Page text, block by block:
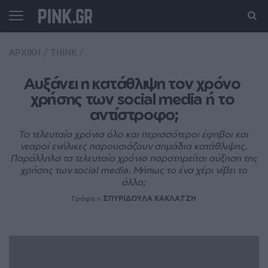
Αυξάνει η κατάθλιψη τον χρόνο
χρήσης των social media ή το
αντίστροφο;
Τα τελευταία χρόνια όλο και περισσότεροι έφηβοι και
νεαροί ενήλικες παρουσιάζουν σημάδια κατάθλιψης.
Παράλληλα τα τελευταία χρόνια παρατηρείται αύξηση της
χρήσης των social media. Μήπως το ένα χέρι νίβει το
άλλο;
Γράφει η ΣΠΥΡΙΔΟΥΛΑ ΚΑΚΛΑΤΖΗ